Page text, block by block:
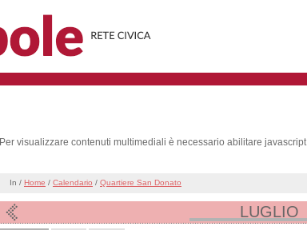
Per visualizzare contenuti multimediali è necessario abilitare
In / Home / Calendario / Quartiere San Donato
LUGLIO